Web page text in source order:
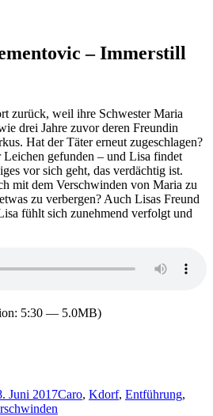
– Immerstill
zurück, weil ihre Schwester Maria
drei Jahre zuvor deren Freundin
Hat der Täter erneut zugeschlagen?
gefunden – und Lisa findet
vor sich geht, das verdächtig ist.
mit dem Verschwinden von Maria zu
zu verbergen? Auch Lisas Freund
fühlt sich zunehmend verfolgt und
5:30 — 5.0MB)
Juni 2017Caro, Kdorf, Entführung,